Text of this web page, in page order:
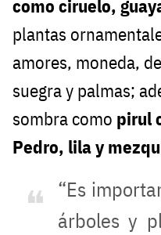
como ciruelo,
plantas
amores, moneda,
suegra y palmas;
sombra como pirul
Pedro, lila y
“Es
árboles y